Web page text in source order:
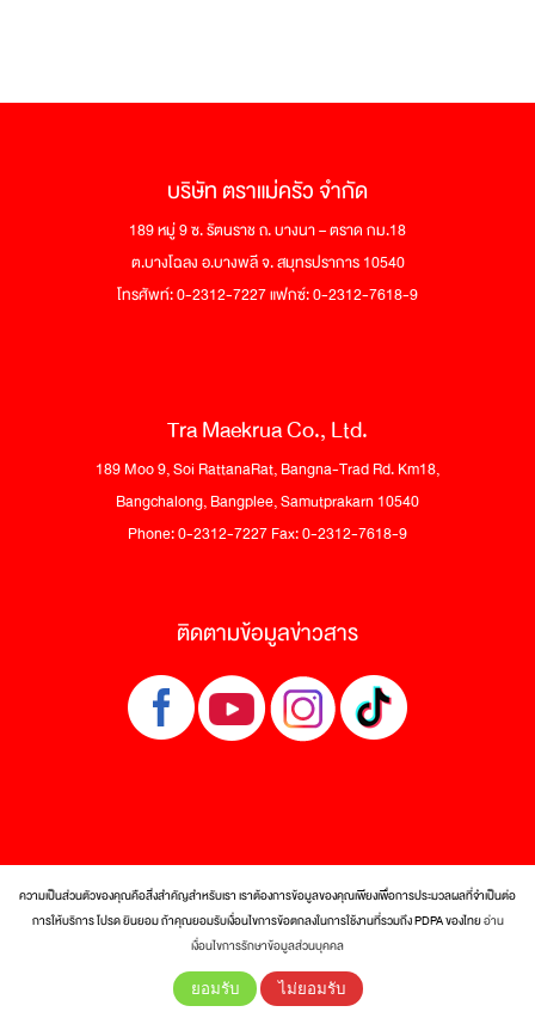
ความเป็นส่วนตัวของคุณคือสิ่งสำคัญสำหรับเรา เราต้องการข้อมูลของคุณเพียงเพื่อการประมวลผลที่จำเป็นต่อ
การให้บริการ โปรด ยินยอม ถ้าคุณยอมรับเงื่อนไขการข้อตกลงในการใช้งานที่รวมถึง PDPA ของไทยอ่าน
เงื่อนไขการรักษาข้อมูลส่วนบุคคล
ยอมรับ ไม่ยอมรับ
ครัว
บริษัท ตราแม่ครัว จำกัด
189 หมู่ 9 ซ. รัตนราช ถ. บางนา – ตราด กม.18
ต.บางโฉลง อ.บางพลี จ. สมุทรปราการ 10540
โทรศัพท์: 0-2312-7227 แฟกซ์: 0-2312-7618-9
Tra Maekrua Co., Ltd.
189 Moo 9, Soi RattanaRat, Bangna-Trad Rd. Km18,
Bangchalong, Bangplee, Samutprakarn 10540
Phone: 0-2312-7227 Fax: 0-2312-7618-9
ติดตามข้อมูลข่าวสาร
© 2017 Tra Maekrua Co., Ltd. All rights reserved.